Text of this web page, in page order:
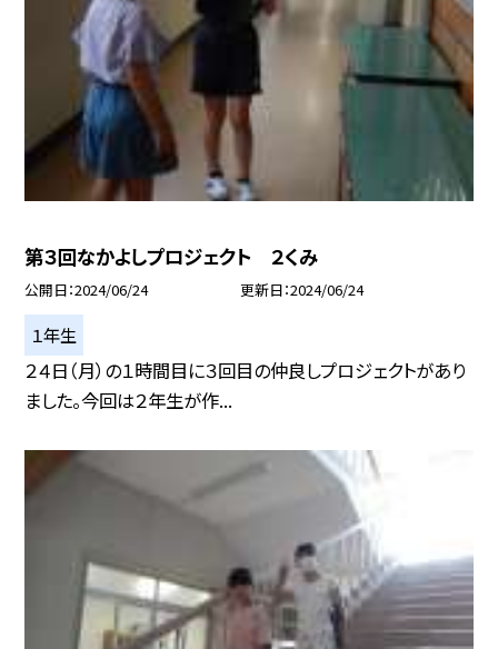
第３回なかよしプロジェクト ２くみ
公開日 2024/06/24 更新日 2024/06/24
１年生
２４日（月）の１時間目に３回目の仲良しプロジェクトがあり
ました。今回は２年生が作...